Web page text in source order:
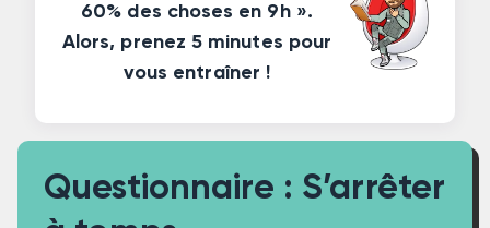
60% des choses en 9h ».
Alors, prenez 5 minutes pour
vous entraîner !
Questionnaire : S’arrêter